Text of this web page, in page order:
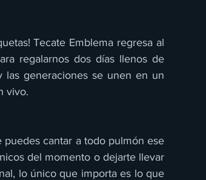
Tecate Emblema regresa al
regalarnos dos días llenos de
las generaciones se unen en un
vivo.
cantar a todo pulmón ese
del momento o dejarte llevar
lo único que importa es lo que